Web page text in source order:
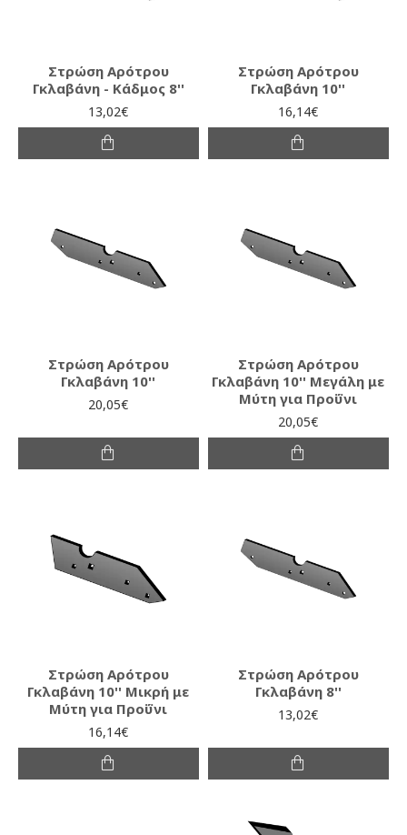
Στρώση Αρότρου
Γκλαβάνη - Κάδμος 8''
13,02€
Στρώση Αρότρου
Γκλαβάνη 10''
16,14€
Στρώση Αρότρου
Γκλαβάνη 10''
20,05€
Στρώση Αρότρου
Γκλαβάνη 10'' Μεγάλη με
Μύτη για Προΰνι
20,05€
Στρώση Αρότρου
Γκλαβάνη 10'' Μικρή με
Μύτη για Προΰνι
16,14€
Στρώση Αρότρου
Γκλαβάνη 8''
13,02€